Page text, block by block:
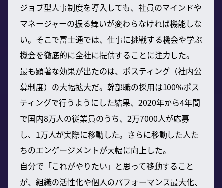
ジョブ型人事制度を導入しても、社員のマインドや
マネージャーの振る舞いが変わらなければ機能しな
い。そこで富士通では、仕事に挑戦する機会や学ぶ
機会を徹底的に全社に提供することに注力した。
最も顕著な効果が出たのは、ポスティング（社内公
募制度）の大幅拡大だ。幹部職の採用は100%ポス
ティングで行うようにした結果、2020年から4年間
で国内8万人の従業員のうち、2万7000人が応募
し、1万人が実際に移動した。さらに移動した人た
ちのエンゲージメントが大幅に向上した。
自分で「これがやりたい」と思って移動すること
が、組織の活性化や個人のパフォーマンス最大化、